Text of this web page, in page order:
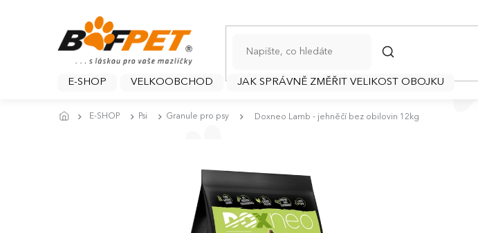
HLEDAT
E-SHOP VELKOOBCHOD JAK SPRÁVNĚ ZMĚŘIT VELIKOST OBOJKU
E-SHOP Psi Granule pro psy Doxneo Lamb - jehněčí bez obilovin 12kg